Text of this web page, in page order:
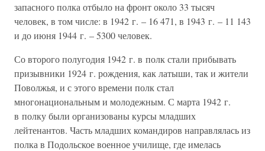
запасного полка отбыло на фронт около 33 тысяч
человек, в том числе: в 1942 г. – 16 471, в 1943 г. – 11 143
и до июня 1944 г. – 5300 человек.
Со второго полугодия 1942 г. в полк стали прибывать
призывники 1924 г. рождения, как латыши, так и жители
Поволжья, и с этого времени полк стал
многонациональным и молодежным. С марта 1942 г.
в полку были организованы курсы младших
лейтенантов. Часть младших командиров направлялась из
полка в Подольское военное училище, где имелась